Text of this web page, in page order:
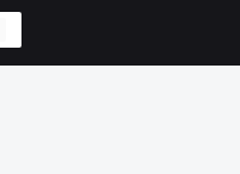
हायकोर्टात दावा